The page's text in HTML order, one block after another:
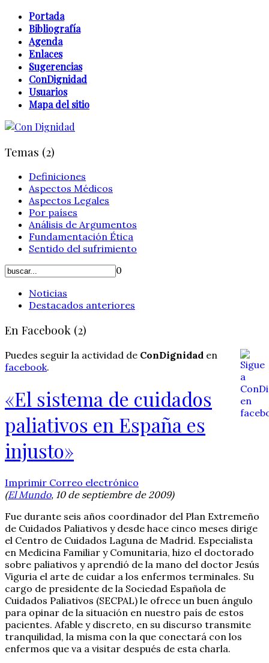
Portada
Bibliografía
Agenda
Enlaces
Sugerencias
ConDignidad
Usuarios
Mapa del sitio
Temas (2)
Definiciones
Aspectos Médicos
Aspectos Legales
Por países
Análisis de Argumentos
Fundamentación Ética
Sentido del sufrimiento
0
Noticias
Destacados anteriores
En Facebook (2)
Puedes seguir la actividad de ConDignidad en
facebook.
«El sistema de cuidados
paliativos en España es
injusto»
Imprimir Correo electrónico
(El Mundo, 10 de septiembre de 2009)
Fue durante seis años coordinador del Plan Extremeño
de Cuidados Paliativos y desde hace cinco meses dirige
el Centro de Cuidados Laguna de Madrid. Especialista
en Medicina Familiar y Comunitaria, hizo el doctorado
sobre paliativos y aprendió de la mano del doctor Jesús
Viguria el arte de cuidar a los enfermos terminales. Su
cargo de presidente de la Sociedad Española de
Cuidados Paliativos (SECPAL) le ofrece un buen ángulo
para opinar de la situación en nuestro país de estos
pacientes. Afable y discreto, en su discurso transmite
tranquilidad, la misma con la que conectará con los
enfermos que va a visitar después de esta charla.